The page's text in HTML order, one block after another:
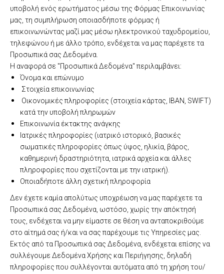
υποβολή ενός ερωτήματος μέσω της Φόρμας Επικοινωνίας
μας, τη συμπλήρωση οποιασδήποτε φόρμας ή
επικοινωνώντας μαζί μας μέσω ηλεκτρονικού ταχυδρομείου,
τηλεφώνου ή με άλλο τρόπο, ενδέχεται να μας παρέχετε τα
Προσωπικά σας Δεδομένα.
Η αναφορά σε "Προσωπικά Δεδομένα" περιλαμβάνει:
Όνομα και επώνυμο
Στοιχεία επικοινωνίας
Οικονομικές πληροφορίες (στοιχεία κάρτας, IBAN, SWIFT)
κατά την υποβολή πληρωμών
Επικοινωνία έκτακτης ανάγκης
Ιατρικές πληροφορίες (ιατρικό ιστορικό, βασικές
σωματικές πληροφορίες όπως ύψος, ηλικία, βάρος,
καθημερινή δραστηριότητα, ιατρικά αρχεία και άλλες
πληροφορίες που σχετίζονται με την ιατρική).
Οποιαδήποτε άλλη σχετική πληροφορία
Δεν έχετε καμία απολύτως υποχρέωση να μας παρέχετε τα
Προσωπικά σας Δεδομένα, ωστόσο, χωρίς την απόκτησή
τους, ενδέχεται να μην είμαστε σε θέση να ανταποκριθούμε
στο αίτημά σας ή/και να σας παρέχουμε τις Υπηρεσίες μας.
Εκτός από τα Προσωπικά σας Δεδομένα, ενδέχεται επίσης να
συλλέγουμε Δεδομένα Χρήσης και Περιήγησης, δηλαδή
πληροφορίες που συλλέγονται αυτόματα από τη χρήση του/